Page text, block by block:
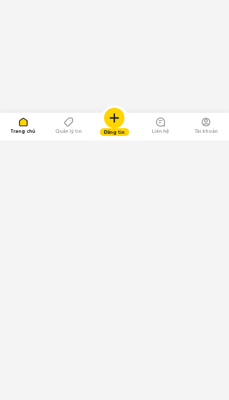
Trang chủ Quản lý tin Đăng tin Liên hệ Tài khoản